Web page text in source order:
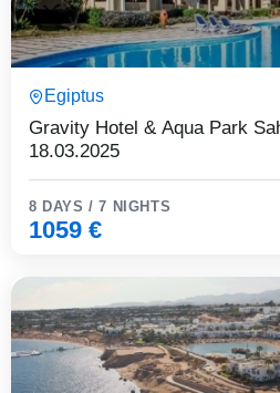
Egiptus
Gravity Hotel & Aqua Park Sahl
18.03.2025
8 DAYS / 7 NIGHTS
1059 €